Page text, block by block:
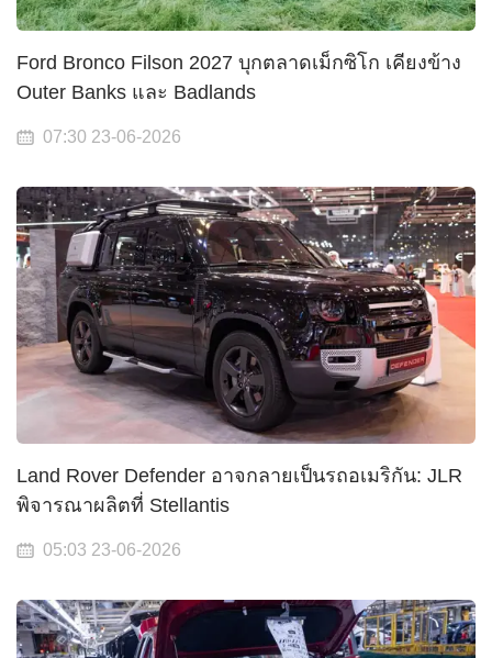
Ford Bronco Filson 2027 บุกตลาดเม็กซิโก เคียงข้าง
Outer Banks และ Badlands
07:30 23-06-2026
Land Rover Defender อาจกลายเป็นรถอเมริกัน: JLR
พิจารณาผลิตที่ Stellantis
05:03 23-06-2026